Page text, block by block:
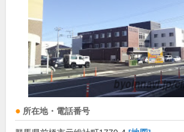
所在地・電話番号